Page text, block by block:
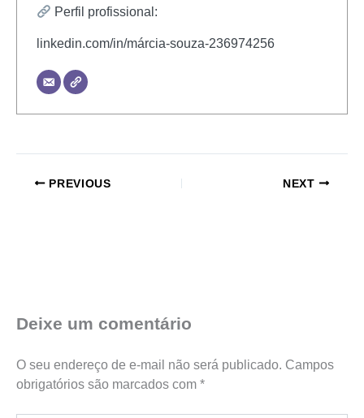
Perfil profissional:
linkedin.com/in/márcia-souza-236974256
PREVIOUS NEXT
Deixe um comentário
O seu endereço de e-mail não será publicado. Campos
obrigatórios são marcados com *